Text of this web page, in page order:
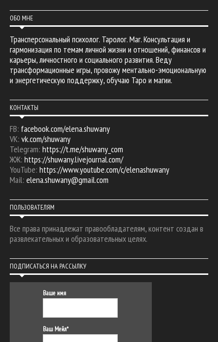
ОБО МНЕ
Трансперсональный психолог. Таролог. Маг. Консультация и
гармонизация по темам личной жизни и отношений, финансов и
карьеры, личностного и социального развития. Веду
трансформационные игры, провожу ментально-эмоциональную
и энергетическую поддержку, обучаю Таро и магии.
КОНТАКТЫ
FB: facebook.com/elena.shuwany
VK: vk.com/shuwany
Telegram: https://t.me/shuwany_com
ЖЖ: https://shuwany.livejournal.com/
YouTube: https://www.youtube.com/c/elenashuwany
Mail: elena.shuwany@gmail.com
ПОЛЬЗОВАТЕЛЯМ
Все права принадлежат правообладателям, контент создан в
развлекательных и образовательных целях.
ПОДПИСАТЬСЯ НА РАССЫЛКУ
Ваше имя
Ваш Мейл*